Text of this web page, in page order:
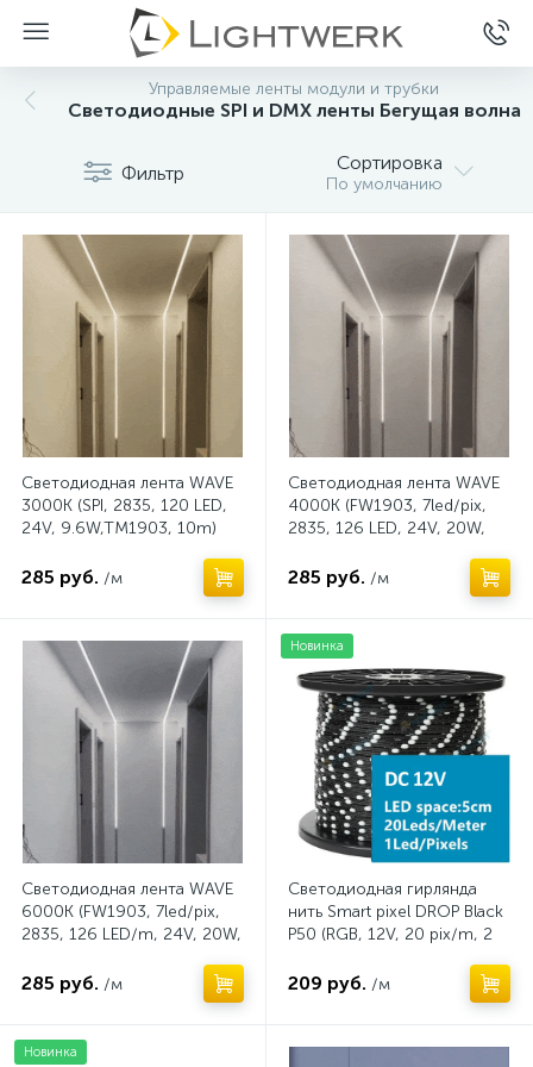
Управляемые ленты модули и трубки
Светодиодные SPI и DMX ленты Бегущая волна
Фильтр Сортировка
По умолчанию
Светодиодная лента WAVE
3000K (SPI, 2835, 120 LED,
24V, 9.6W,TM1903, 10m)
285 руб. /м
Светодиодная лента WAVE
4000K (FW1903, 7led/pix,
2835, 126 LED, 24V, 20W,
285 руб. /м
Светодиодная лента WAVE
6000K (FW1903, 7led/pix,
2835, 126 LED/m, 24V, 20W,
285 руб. /м
Новинка
Светодиодная гирлянда
нить Smart pixel DROP Black
P50 (RGB, 12V, 20 pix/m, 2
209 руб. /м
Новинка